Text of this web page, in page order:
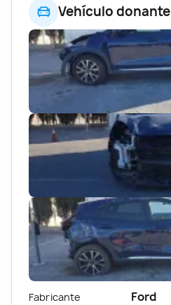
Vehículo donante
Fabricante Ford